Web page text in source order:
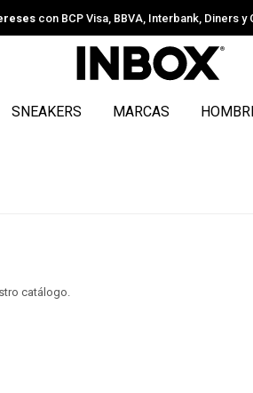
con BCP Visa, BBVA, Interbank, Diners y
SNEAKERS MARCAS
catálogo.